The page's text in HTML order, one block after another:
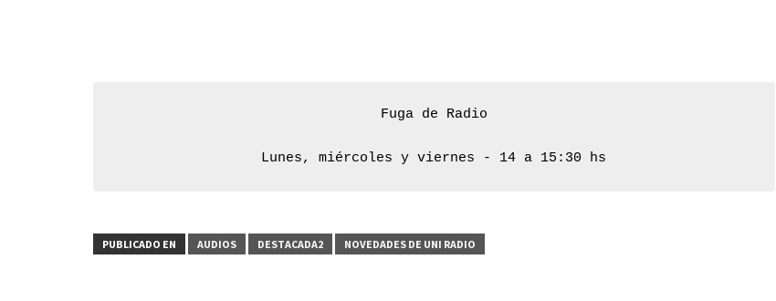
Fuga de Radio
Lunes, miércoles y viernes - 14 a 15:30 hs
PUBLICADO EN AUDIOS DESTACADA2 NOVEDADES DE UNI RADIO